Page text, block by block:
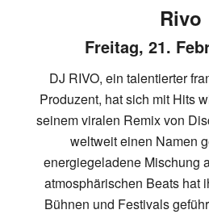
Rivo
Freitag, 21.
DJ RIVO, ein talentierter
Produzent, hat sich mit Hits
seinem viralen Remix von
weltweit einen Namen
energiegeladene Mischung
atmosphärischen Beats hat
Bühnen und Festivals